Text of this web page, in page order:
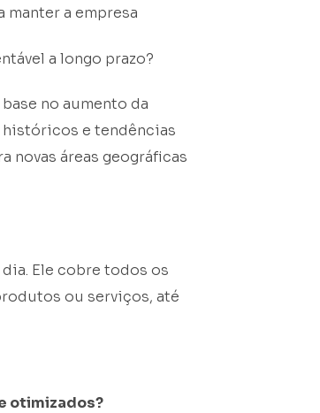
manter a empresa
a longo prazo?
no aumento da
históricos e tendências
novas áreas geográficas
Ele cobre todos os
ou serviços, até
otimizados?